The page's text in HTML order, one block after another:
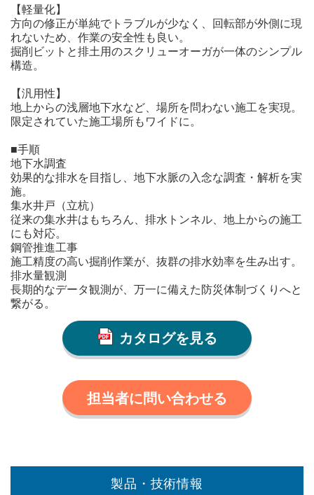
【軽量化】
方向の修正が単純でトラブルが少なく、回転部が外側に現
れないため、作業の安全性も良い。
掘削ビットと排土用のスクリューオーガが一体のシンプル
構造。
【汎用性】
地上からの浅層地下水など、場所を問わない施工を実現。
限定されていた施工場所もワイドに。
■手順
地下水調査
効果的な排水を目指し、地下水脈の入念な調査・解析を実
施。
集水井戸（立杭）
従来の集水井はもちろん、排水トンネル、地上からの施工
にも対応。
鋼管推進工事
施工精度の高い掘削作業が、抜群の排水効率を生み出す。
排水量観測
長期的なデータ観測が、万一に備えた防災体制づくりへと
繋がる。
カタログを見る
担当者に問い合わせる
製品・技術情報